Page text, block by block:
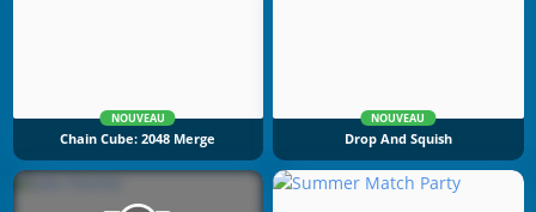
NOUVEAU
Chain Cube: 2048 Merge
NOUVEAU
Drop And Squish